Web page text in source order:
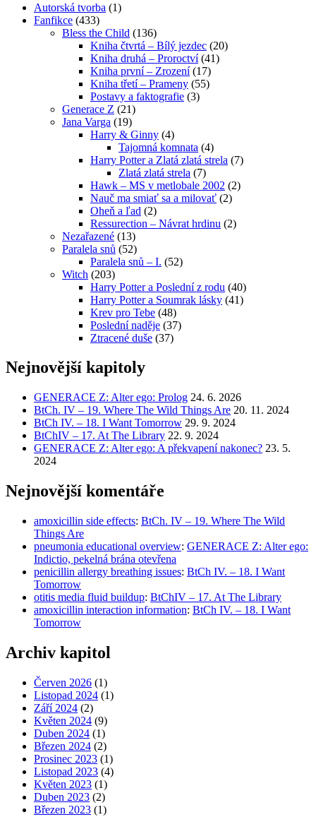
Autorská tvorba (1)
Fanfikce (433)
Bless the Child (136)
Kniha čtvrtá – Bílý jezdec (20)
Kniha druhá – Proroctví(41)
Kniha první – Zrození(17)
Kniha třetí – Prameny (55)
Postavy a faktografie (3)
Generace Z (21)
Jana Varga (19)
Harry & Ginny (4)
Tajomná komnata (4)
Harry Potter a Zlatá zlatá strela (7)
Zlatá zlatá strela (7)
Hawk – MS v metlobale 2002 (2)
Nauč ma smiať sa a milovať (2)
Oheň a ľad (2)
Ressurection – Návrat hrdinu (2)
Nezařazené (13)
Paralela snů (52)
Paralela snů – I. (52)
Witch (203)
Harry Potter a Poslední z rodu (40)
Harry Potter a Soumrak lásky (41)
Krev pro Tebe (48)
Poslední naděje (37)
Ztracené duše (37)
Nejnovější kapitoly
GENERACE Z: Alter ego: Prolog 24. 6. 2026
BtCh. IV – 19. Where The Wild Things Are 20. 11. 2024
BtCh IV. – 18. I Want Tomorrow 29. 9. 2024
BtChIV – 17. At The Library 22. 9. 2024
GENERACE Z: Alter ego: A překvapení nakonec? 23. 5.
2024
Nejnovější komentáře
amoxicillin side effects: BtCh. IV – 19. Where The Wild
Things Are
pneumonia educational overview: GENERACE Z: Alter ego:
Indictio, pekelná brána otevřena
penicillin allergy breathing issues: BtCh IV. – 18. I Want
Tomorrow
otitis media fluid buildup: BtChIV – 17. At The Library
amoxicillin interaction information: BtCh IV. – 18. I Want
Tomorrow
Archiv kapitol
Červen 2026 (1)
Listopad 2024 (1)
Září 2024 (2)
Květen 2024 (9)
Duben 2024 (1)
Březen 2024 (2)
Prosinec 2023 (1)
Listopad 2023 (4)
Květen 2023 (1)
Duben 2023 (2)
Březen 2023 (1)